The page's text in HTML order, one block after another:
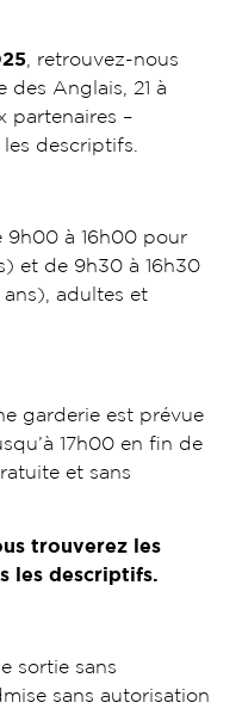
, retrouvez-nous
des Anglais, 21 à
partenaires –
descriptifs.
9h00 à 16h00 pour
et de 9h30 à 16h30
ans), adultes et
garderie est prévue
17h00 en fin de
et sans
trouverez les
les descriptifs.
sortie sans
sans autorisation